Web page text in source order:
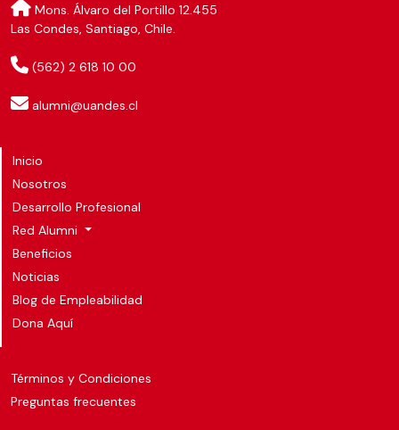
Mons. Álvaro del Portillo 12.455
Las Condes, Santiago, Chile.
(562) 2 618 10 00
alumni@uandes.cl
Inicio
Nosotros
Desarrollo Profesional
Red Alumni
Beneficios
Noticias
Blog de Empleabilidad
Dona Aquí
Términos y Condiciones
Preguntas frecuentes